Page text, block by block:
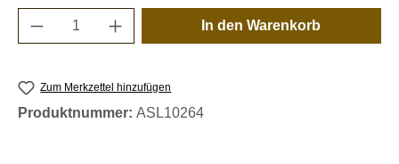
Produkt Anzahl: Gib den gewünschten
In den Warenkorb
Zum Merkzettel hinzufügen
Produktnummer: ASL10264